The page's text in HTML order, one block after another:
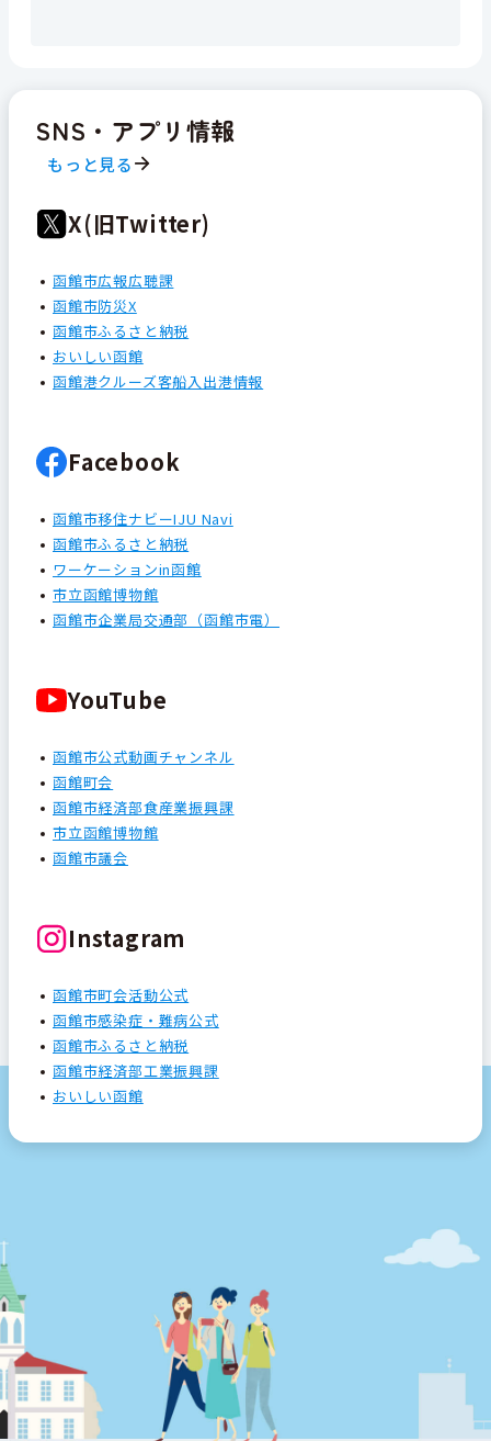
SNS・アプリ情報
もっと見る
X(旧Twitter)
函館市広報広聴課
函館市防災X
函館市ふるさと納税
おいしい函館
函館港クルーズ客船入出港情報
Facebook
函館市移住ナビーIJU Navi
函館市ふるさと納税
ワーケーションin函館
市立函館博物館
函館市企業局交通部（函館市電）
YouTube
函館市公式動画チャンネル
函館町会
函館市経済部食産業振興課
市立函館博物館
函館市議会
Instagram
函館市町会活動公式
函館市感染症・難病公式
函館市ふるさと納税
函館市経済部工業振興課
おいしい函館